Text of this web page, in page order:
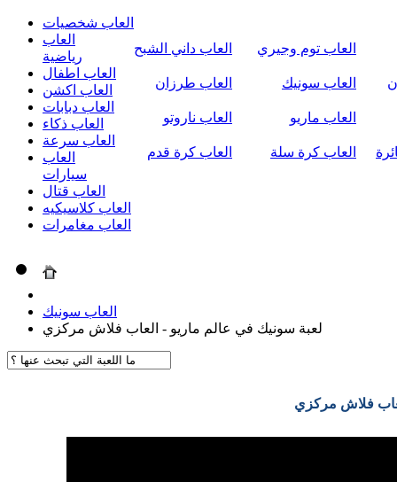
العاب شخصيات
العاب توم وجيري
العاب داني الشبح
العاب سونيك العاب طرزان
العاب ماريو العاب ناروتو
العاب
رياضية
العاب كرة سلة العاب كرة قدم
العاب اطفال
العاب اكشن
العاب دبابات
العاب ذكاء
العاب سرعة
العاب
سيارات
العاب قتال
العاب كلاسيكيه
العاب مغامرات
العاب سونيك
لعبة سونيك في عالم ماريو - العاب فلاش مركزي
فلاش مركزي